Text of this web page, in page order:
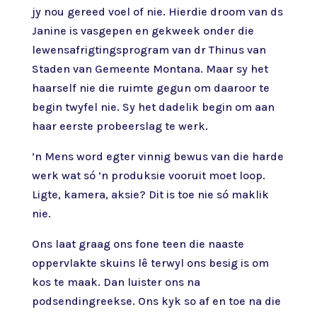
jy nou gereed voel of nie. Hierdie droom van ds
Janine is vasgepen en gekweek onder die
lewensafrigtingsprogram van dr Thinus van
Staden van Gemeente Montana. Maar sy het
haarself nie die ruimte gegun om daaroor te
begin twyfel nie. Sy het dadelik begin om aan
haar eerste probeerslag te werk.
’n Mens word egter vinnig bewus van die harde
werk wat só ’n produksie vooruit moet loop.
Ligte, kamera, aksie? Dit is toe nie só maklik
nie.
Ons laat graag ons fone teen die naaste
oppervlakte skuins lê terwyl ons besig is om
kos te maak. Dan luister ons na
podsendingreekse. Ons kyk so af en toe na die